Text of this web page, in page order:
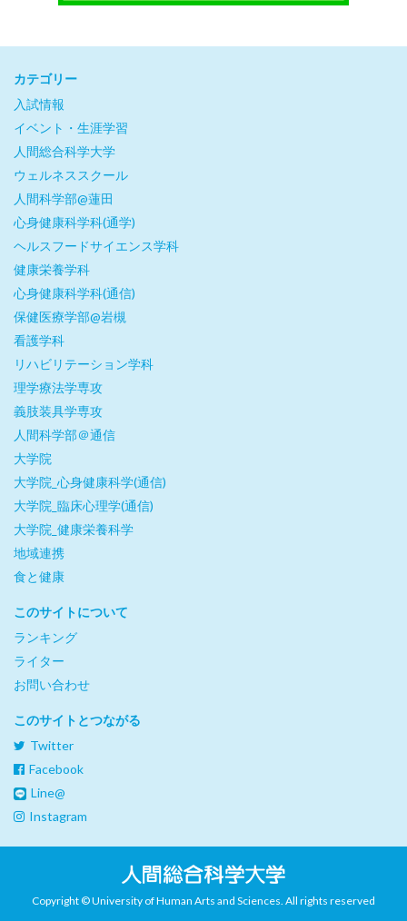
カテゴリー
入試情報
イベント・生涯学習
人間総合科学大学
ウェルネススクール
人間科学部@蓮田
心身健康科学科(通学)
ヘルスフードサイエンス学科
健康栄養学科
心身健康科学科(通信)
保健医療学部@岩槻
看護学科
リハビリテーション学科
理学療法学専攻
義肢装具学専攻
人間科学部＠通信
大学院
大学院_心身健康科学(通信)
大学院_臨床心理学(通信)
大学院_健康栄養科学
地域連携
食と健康
このサイトについて
ランキング
ライター
お問い合わせ
このサイトとつながる
Twitter
Facebook
Line@
Instagram
Copyright © University of Human Arts and Sciences. All rights reserved